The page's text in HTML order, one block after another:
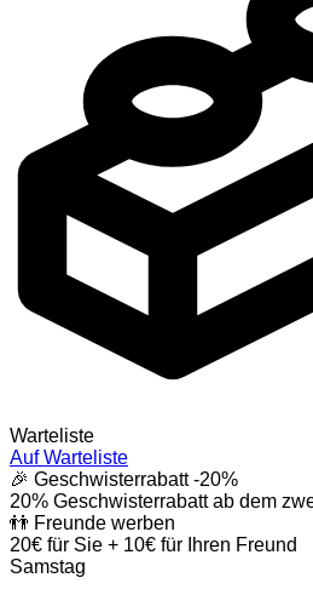
Warteliste
Auf Warteliste
🎉 Geschwisterrabatt-20%
20% Geschwisterrabatt ab dem
👬 Freunde werben
20€ für Sie + 10€ für Ihren Freund
Samstag